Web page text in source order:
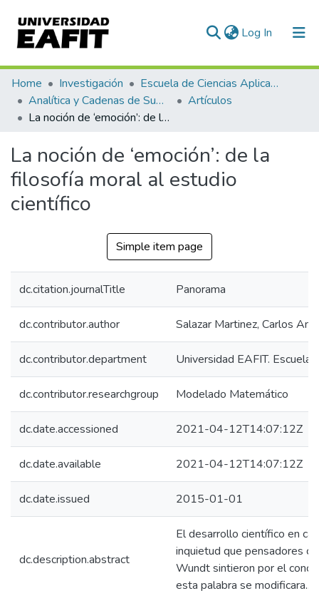
Log In (current)
Home Investigación
Escuela de Ciencias Aplicadas e Ingeniería
Analítica y Cadenas de Suministro
Artículos
La noción de ‘emoción’: de la filosofía moral al estudio científico
La noción de ‘emoción’: de la
filosofía moral al estudio
científico
Simple item page
dc.citation.journalTitle Panorama
dc.contributor.author Salazar Martinez, Carlos
dc.contributor.department Universidad EAFIT. Escuela
dc.contributor.researchgroup Modelado Matemático
dc.date.accessioned 2021-04-12T14:07:12Z
dc.date.available 2021-04-12T14:07:12Z
dc.date.issued 2015-01-01
dc.description.abstract
El desarrollo científico en
inquietud que pensadores
Wundt sintieron por el
esta palabra se modificara..